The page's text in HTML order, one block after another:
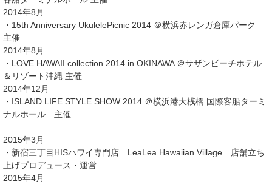
2014年8月
・15th Anniversary UkulelePicnic 2014 ＠横浜赤レンガ倉庫パーク
主催
2014年8月
・LOVE HAWAII collection 2014 in OKINAWA ＠サザンビーチホテル
＆リゾート沖縄 主催
2014年12月
・ISLAND LIFE STYLE SHOW 2014 ＠横浜港大桟橋 国際客船ターミ
ナルホール 主催
2015年3月
・新宿三丁目HISハワイ専門店 LeaLea Hawaiian Village 店舗立ち
上げプロデュース・運営
2015年4月